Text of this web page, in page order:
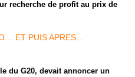
recherche de profit au prix de
…ET PUIS APRES…
du G20, devait annoncer un